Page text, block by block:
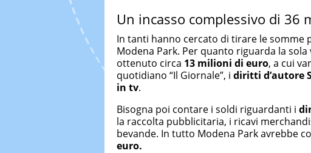
Un incasso complessivo di 36
In tanti hanno cercato di tirare le somme
Modena Park. Per quanto riguarda la
ottenuto circa 13 milioni di euro, a cui
quotidiano “Il Giornale”, i diritti d’autore
in tv.
Bisogna poi contare i soldi riguardanti i
la raccolta pubblicitaria, i ricavi
bevande. In tutto Modena Park avrebbe
euro.